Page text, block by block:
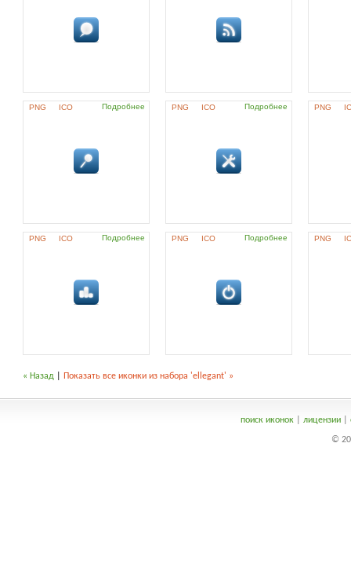
PNG ICO Подробнее PNG ICO Подробнее PNG
PNG ICO Подробнее PNG ICO Подробнее PNG
« Назад Показать все иконки из набора 'ellegant' »
поиск иконок| лицензии|
©